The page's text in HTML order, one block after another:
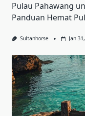
Pulau Pahawang
Panduan Hemat
Sultanhorse Jan